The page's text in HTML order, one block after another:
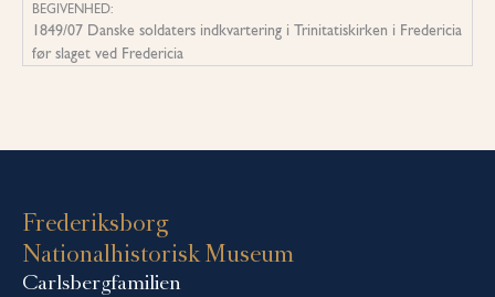
BEGIVENHED:
1849/07 Danske soldaters indkvartering i Trinitatiskirken i Fredericia
før slaget ved Fredericia
Frederiksborg
Nationalhistorisk Museum
Carlsbergfamilien